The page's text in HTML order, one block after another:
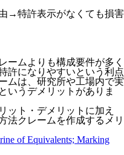
→特許表示がなくても損害
ームよりも構成要件が多く
許になりやすいという利点
ムは、研究所や工場内で実
いうデメリットがありま
ット・デメリットに加え
法クレームを作成するメリ
of Equivalents; Marking